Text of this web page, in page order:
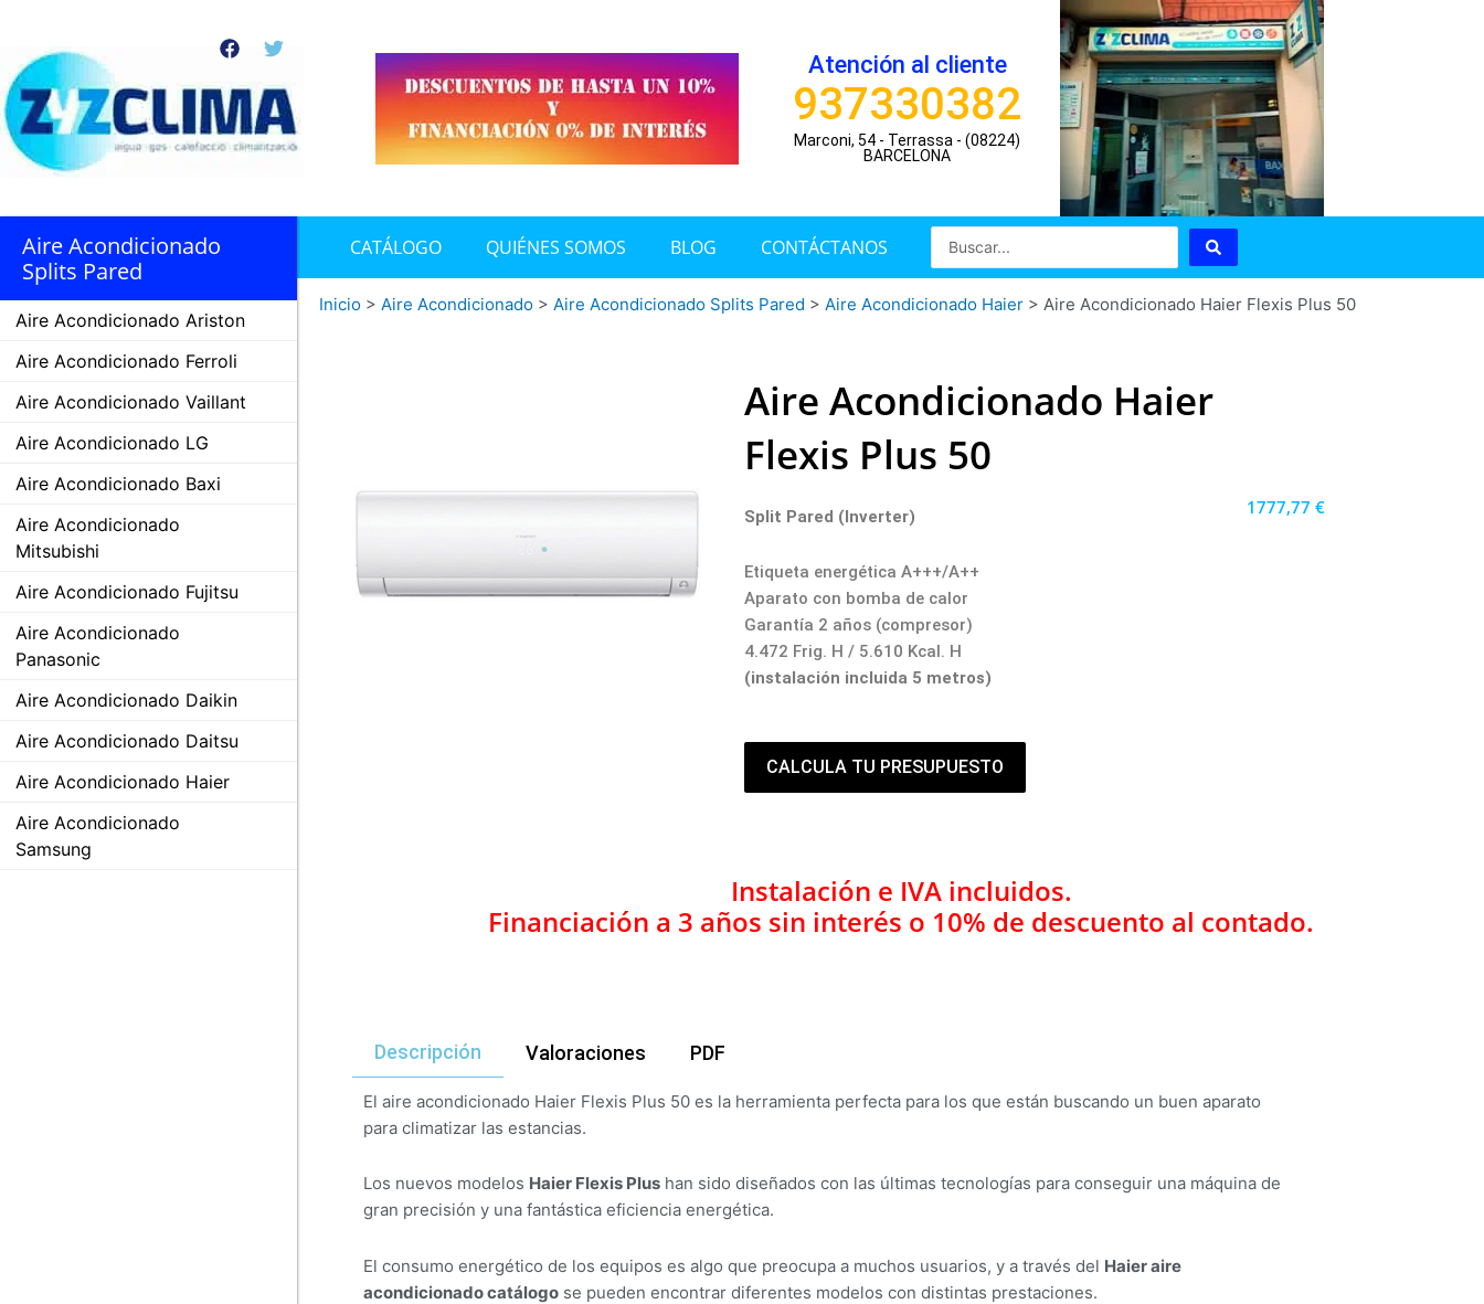
contenido
F
c
e
b
o
T
i
t
t
e
Atención al cliente
937330382
Marconi, 54 - Terrassa - (08224)
BARCELONA
CATÁLOGO QUIÉNES SOMOS BLOG CONTÁCTANOS
Search
...
Aire Acondicionado
Splits Pared
Aire Acondicionado Ariston
Aire Acondicionado Ferroli
Aire Acondicionado Vaillant
Aire Acondicionado LG
Aire Acondicionado Baxi
Aire Acondicionado
Mitsubishi
Aire Acondicionado Fujitsu
Aire Acondicionado
Panasonic
Aire Acondicionado Daikin
Aire Acondicionado Daitsu
Aire Acondicionado Haier
Aire Acondicionado
Samsung
Inicio> Aire Acondicionado> Aire Acondicionado Splits Pared > Aire Acondicionado Haier> Aire Acondicionado Haier Flexis Plus 50
Aire Acondicionado Haier
Flexis Plus 50
Split Pared (Inverter)
Etiqueta energética A+++/A++
Aparato con bomba de calor
Garantía 2 años (compresor)
4.472 Frig. H / 5.610 Kcal. H
(instalación incluida 5 metros)
CALCULA TU PRESUPUESTO
1777,77 €
Instalación e IVA incluidos.
Financiación a 3 años sin interés o 10% de descuento al contado.
Descripción Valoraciones PDF
El aire acondicionado Haier Flexis Plus 50 es la herramienta perfecta para los que están buscando un buen aparato
para climatizar las estancias.
Los nuevos modelos Haier Flexis Plushan sido diseñados con las últimas tecnologías para conseguir una máquina de
gran precisión y una fantástica eficiencia energética.
El consumo energético de los equipos es algo que preocupa a muchos usuarios, y a través del Haier aire
acondicionado catálogose pueden encontrar diferentes modelos con distintas prestaciones.